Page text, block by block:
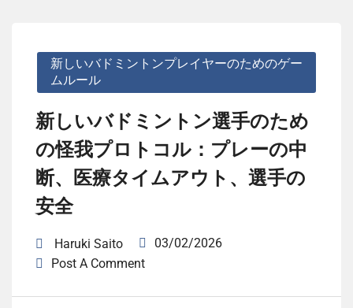
新しいバドミントンプレイヤーのためのゲー
ムルール
新しいバドミントン選手のため
の怪我プロトコル：プレーの中
断、医療タイムアウト、選手の
安全
Haruki Saito
03/02/2026
Post A Comment